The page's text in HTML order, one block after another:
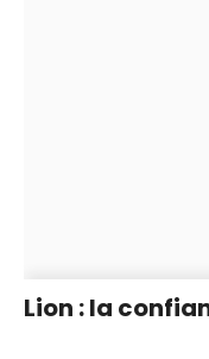
Lion : la